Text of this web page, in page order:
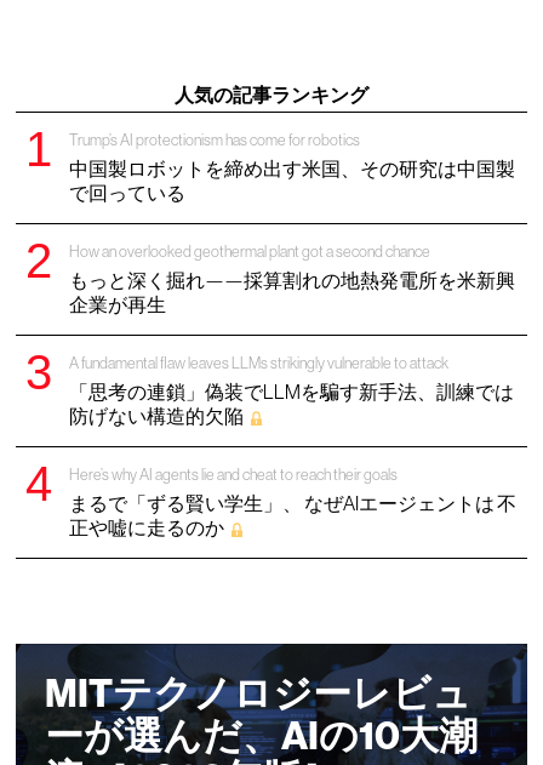
人気の記事ランキング
Trump’s AI protectionism has come for robotics
中国製ロボットを締め出す米国、その研究は中国製
で回っている
How an overlooked geothermal plant got a second chance
もっと深く掘れ——採算割れの地熱発電所を米新興
企業が再生
A fundamental flaw leaves LLMs strikingly vulnerable to attack
「思考の連鎖」偽装でLLMを騙す新手法、訓練では
防げない構造的欠陥
Here’s why AI agents lie and cheat to reach their goals
まるで「ずる賢い学生」、 なぜAIエージェントは 不
正や嘘に走るのか
MITテクノロジーレビュ
ーが選んだ、AIの10大潮